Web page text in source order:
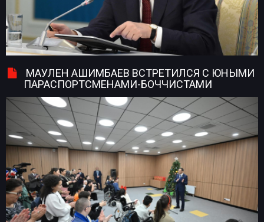
МАУЛЕН АШИМБАЕВ ВСТРЕТИЛСЯ С ЮНЫМИ
ПАРАСПОРТСМЕНАМИ-БОЧЧИСТАМИ